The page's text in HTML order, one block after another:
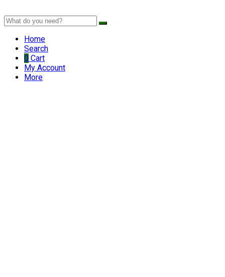
Home
Search
0 Cart
My Account
More